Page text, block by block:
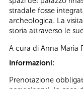
stradale fosse
archeologica. La
storia attraverso le
A cura di Anna Maria
Informazioni:
Prenotazione